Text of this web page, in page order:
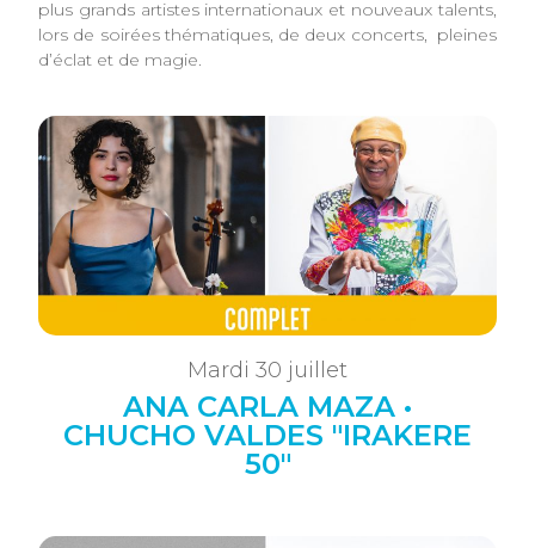
plus grands artistes internationaux et nouveaux talents,
lors de soirées thématiques, de deux concerts, pleines
d’éclat et de magie.
Mardi 30 juillet
ANA CARLA MAZA •
CHUCHO VALDES "IRAKERE
50"